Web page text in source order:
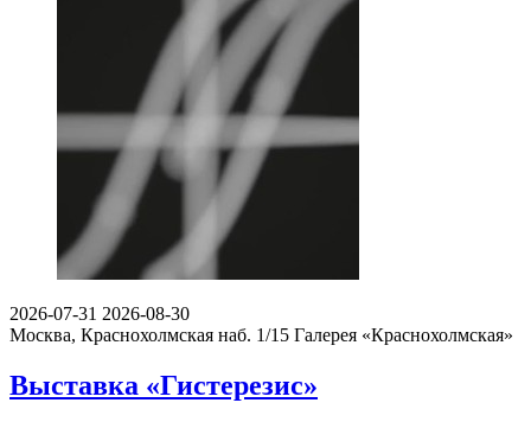
2026-07-31 2026-08-30
Москва, Краснохолмская наб. 1/15 Галерея «Краснохолмская»
Выставка «Гистерезис»